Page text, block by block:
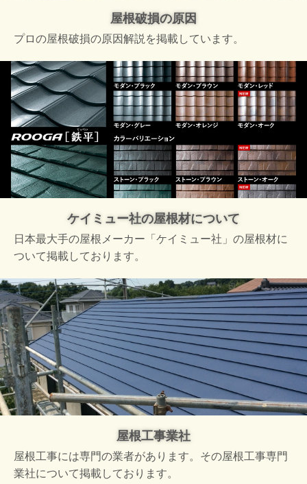
屋根破損の原因
プロの屋根破損の原因解説を掲載しています。
ケイミュー社の屋根材について
日本最大手の屋根メーカー「ケイミュー社」の屋根材に
ついて掲載しております。
屋根工事業社
屋根工事には専門の業者があります。その屋根工事専門
業社について掲載しております。